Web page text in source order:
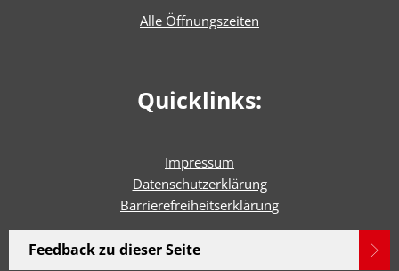
Alle Öffnungszeiten
Quicklinks:
Impressum
Datenschutzerklärung
Barrierefreiheitserklärung
Feedback zu dieser Seite